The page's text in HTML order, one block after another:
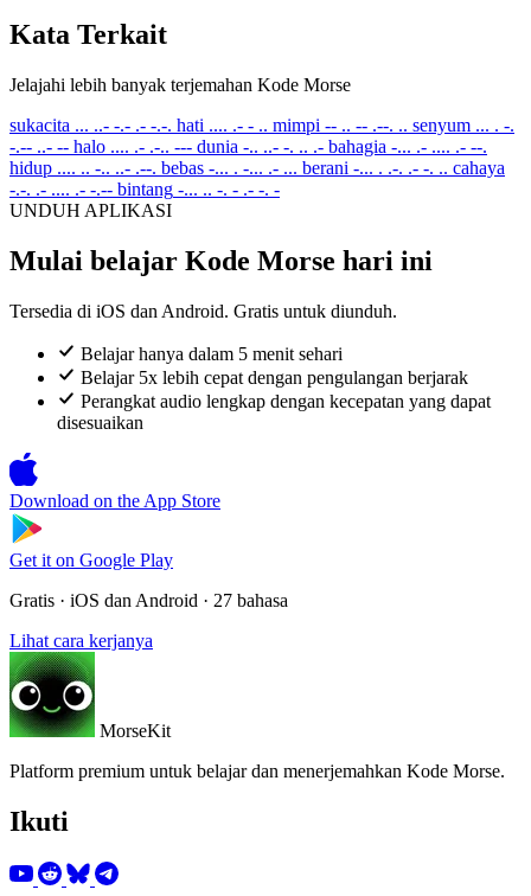
Kata Terkait
Jelajahi lebih banyak terjemahan Kode Morse
sukacita ... ..- -.- .- -.-. hati .... .- - .. mimpi -- .. -- .--. .. senyum ... . -.
-.-- ..- -- halo .... .- .-.. --- dunia -.. ..- -. .. .- bahagia -... .- .... .- --.
hidup .... .. -.. ..- .--. bebas -... . -... .- ... berani -... . .-. .- -. .. cahaya
-.-. .- .... .- -.-- bintang -... .. -. - .- -. -
UNDUH APLIKASI
Mulai belajar Kode Morse hari ini
Tersedia di iOS dan Android. Gratis untuk diunduh.
Belajar hanya dalam 5 menit sehari
Belajar 5x lebih cepat dengan pengulangan berjarak
Perangkat audio lengkap dengan kecepatan yang dapat
disesuaikan
Download on the App Store
Get it on Google Play
Gratis · iOS dan Android · 27 bahasa
Lihat cara kerjanya
MorseKit
Platform premium untuk belajar dan menerjemahkan Kode Morse.
Ikuti